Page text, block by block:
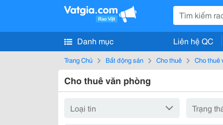
Danh mục Liên hệ QC
Trang Chủ Bất động sản Cho thuê Cho thuê
Cho thuê văn phòng